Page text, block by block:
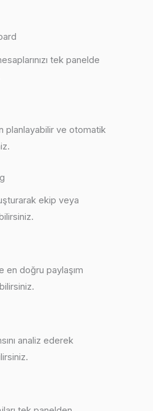
tek panelde
planlayabilir ve otomatik
ekip veya
en doğru paylaşım
analiz ederek